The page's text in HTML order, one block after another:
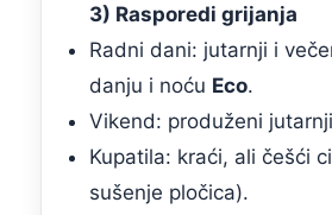
3) Rasporedi grijanja
Radni dani: jutarnji i
danju i noću Eco.
Vikend: produženi
Kupatila: kraći, ali češći
sušenje pločica).